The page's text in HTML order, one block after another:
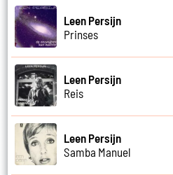
Leen Persijn
Prinses
Leen Persijn
Reis
Leen Persijn
Samba Manuel